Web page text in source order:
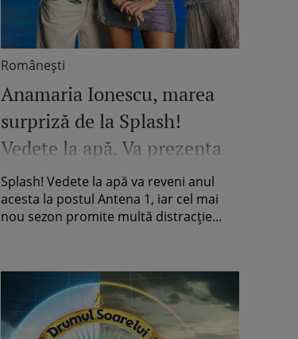
Româneşti
Anamaria Ionescu, marea
surpriză de la Splash!
Vedete la apă. Va prezenta
show-ul alături de Răzvan
Fodor și Ramona Olaru
Splash! Vedete la apă va reveni anul
acesta la postul Antena 1, iar cel mai
nou sezon promite multă distracție...